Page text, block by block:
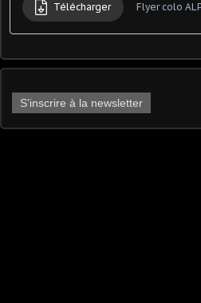
Télécharger Flyer colo
S'inscrire à la newsletter